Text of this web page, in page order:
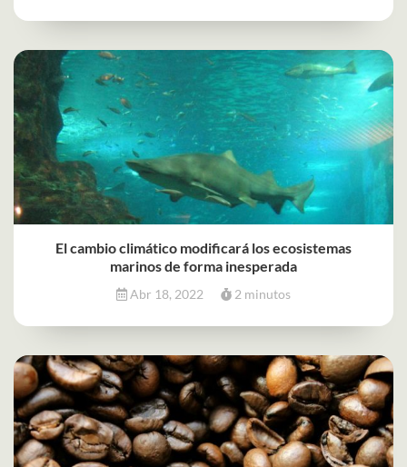
El cambio climático modificará los ecosistemas
marinos de forma inesperada
Abr 18, 2022 2 minutos